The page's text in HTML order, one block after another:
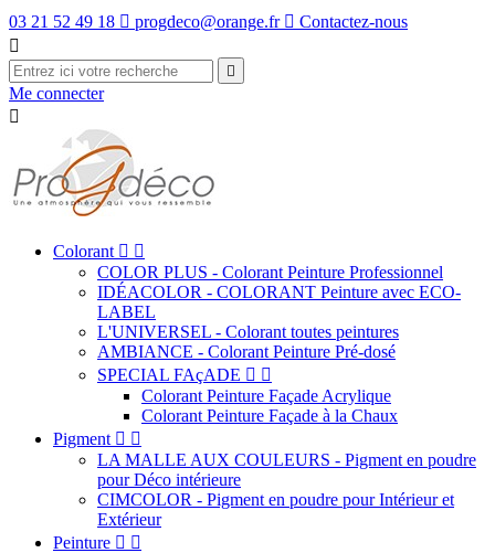
03 21 52 49 18  progdeco@orange.fr  Contactez-nous


Me connecter

Colorant  
COLOR PLUS - Colorant Peinture Professionnel
IDÉACOLOR - COLORANT Peinture avec ECO-
LABEL
L'UNIVERSEL - Colorant toutes peintures
AMBIANCE - Colorant Peinture Pré-dosé
SPECIAL FAçADE  
Colorant Peinture Façade Acrylique
Colorant Peinture Façade à la Chaux
Pigment  
LA MALLE AUX COULEURS - Pigment en poudre
pour Déco intérieure
CIMCOLOR - Pigment en poudre pour Intérieur et
Extérieur
Peinture  